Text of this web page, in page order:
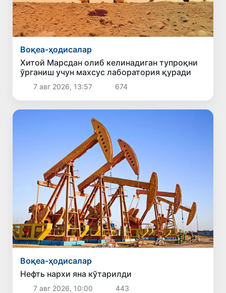
Воқеа-ҳодисалар
Хитой Марсдан олиб келинадиган тупроқни
ўрганиш учун махсус лаборатория қуради
7 авг 2026, 13:57 674
Воқеа-ҳодисалар
Нефть нархи яна кўтарилди
7 авг 2026, 10:00 443